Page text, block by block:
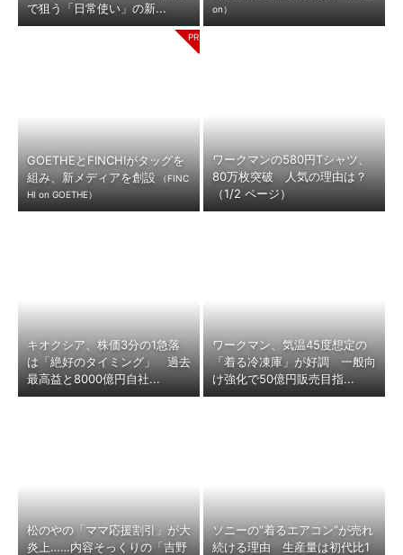
で狙う「日常使い」の新...
on）
GOETHEとFINCHIがタッグを
組み、新メディアを創設
（FINC
HI on GOETHE）
ワークマンの580円Tシャツ、
80万枚突破 人気の理由は？
（1/2 ページ）
キオクシア、株価3分の1急落
は「絶好のタイミング」 過去
最高益と8000億円自社...
ワークマン、気温45度想定の
「着る冷凍庫」が好調 一般向
け強化で50億円販売目指...
松のやの「ママ応援割引」が大
炎上……内容そっくりの「吉野
ソニーの“着るエアコン”が売れ
続ける理由 生産量は初代比1